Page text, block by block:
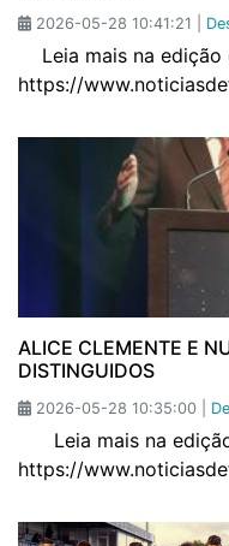
2026-05-28 10:41:21 |
Leia mais na edição
https://
ALICE CLEMENTE E
DISTINGUIDOS
2026-05-28 10:35:00 |
Leia mais na
https://